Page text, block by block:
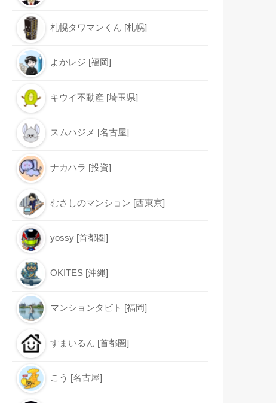
札幌タワマンくん [札幌]
よかレジ [福岡]
キウイ不動産 [埼玉県]
スムハジメ [名古屋]
ナカハラ [投資]
むさしのマンション [西東京]
yossy [首都圏]
OKITES [沖縄]
マンションタビト [福岡]
すまいるん [首都圏]
こう [名古屋]